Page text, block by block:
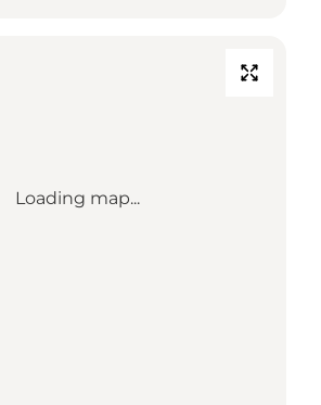
Loading map...